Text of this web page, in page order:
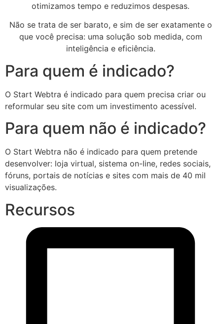
otimizamos tempo e reduzimos despesas.
Não se trata de ser barato, e sim de ser exatamente o
que você precisa: uma solução sob medida, com
inteligência e eficiência.
Para quem é indicado?
O Start Webtra é indicado para quem precisa criar ou
reformular seu site com um investimento acessível.
Para quem não é indicado?
O Start Webtra não é indicado para quem pretende
desenvolver: loja virtual, sistema on-line, redes sociais,
fóruns, portais de notícias e sites com mais de 40 mil
visualizações.
Recursos